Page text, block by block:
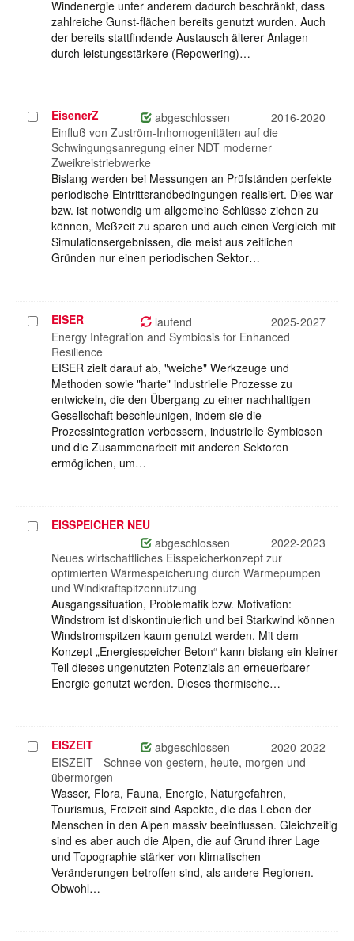
Windenergie unter anderem dadurch beschränkt, dass
zahlreiche Gunst-flächen bereits genutzt wurden. Auch
der bereits stattfindende Austausch älterer Anlagen
durch leistungsstärkere (Repowering)…
Projekt
auswählen
EisenerZ abgeschlossen
2016-2020
Einfluß von Zuström-Inhomogenitäten auf die
Schwingungsanregung einer NDT moderner
Zweikreistriebwerke
Bislang werden bei Messungen an Prüfständen perfekte
periodische Eintrittsrandbedingungen realisiert. Dies war
bzw. ist notwendig um allgemeine Schlüsse ziehen zu
können, Meßzeit zu sparen und auch einen Vergleich mit
Simulationsergebnissen, die meist aus zeitlichen
Gründen nur einen periodischen Sektor…
Projekt
auswählen
EISER laufend
2025-2027
Energy Integration and Symbiosis for Enhanced
Resilience
EISER zielt darauf ab, "weiche" Werkzeuge und
Methoden sowie "harte" industrielle Prozesse zu
entwickeln, die den Übergang zu einer nachhaltigen
Gesellschaft beschleunigen, indem sie die
Prozessintegration verbessern, industrielle Symbiosen
und die Zusammenarbeit mit anderen Sektoren
ermöglichen, um…
ProjektEISSPEICHER NEU
abgeschlossen
2022-2023
Neues wirtschaftliches Eisspeicherkonzept zur
optimierten Wärmespeicherung durch Wärmepumpen
und Windkraftspitzennutzung
Ausgangssituation, Problematik bzw. Motivation:
Windstrom ist diskontinuierlich und bei Starkwind können
Windstromspitzen kaum genutzt werden. Mit dem
Konzept „Energiespeicher Beton“ kann bislang ein kleiner
Teil dieses ungenutzten Potenzials an erneuerbarer
Energie genutzt werden. Dieses thermische…
Projekt
auswählen
EISZEIT abgeschlossen
2020-2022
EISZEIT - Schnee von gestern, heute, morgen und
übermorgen
Wasser, Flora, Fauna, Energie, Naturgefahren,
Tourismus, Freizeit sind Aspekte, die das Leben der
Menschen in den Alpen massiv beeinflussen. Gleichzeitig
sind es aber auch die Alpen, die auf Grund ihrer Lage
und Topographie stärker von klimatischen
Veränderungen betroffen sind, als andere Regionen.
Obwohl…